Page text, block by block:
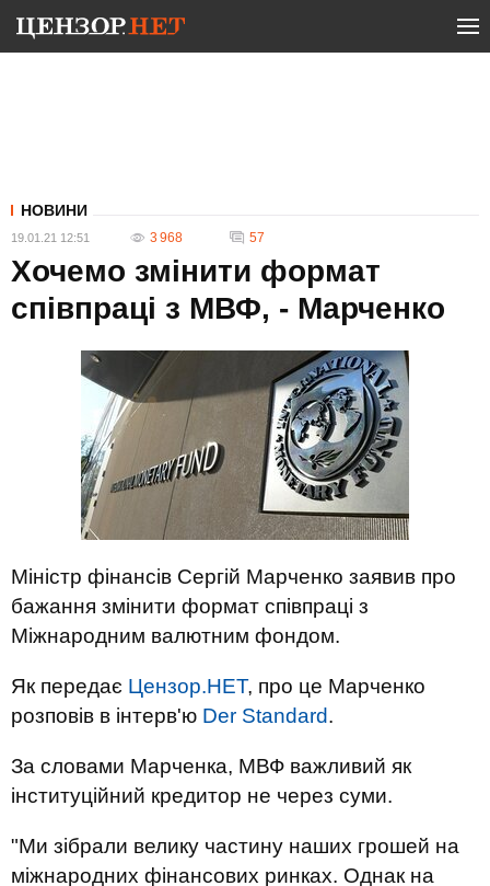
НОВИНИ
19.01.21 12:51 3 968 57
Хочемо змінити формат
співпраці з МВФ, - Марченко
Міністр фінансів Сергій Марченко заявив про
бажання змінити формат співпраці з
Міжнародним валютним фондом.
Як передає Цензор.НЕТ, про це Марченко
розповів в інтерв'ю Der Standard.
За словами Марченка, МВФ важливий як
інституційний кредитор не через суми.
"Ми зібрали велику частину наших грошей на
міжнародних фінансових ринках. Однак на